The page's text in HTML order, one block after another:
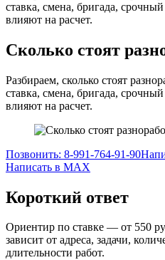
ставка, смена, бригада,
влияют на расчет.
Сколько стоят
Разбираем, сколько стоят
ставка, смена, бригада,
влияют на расчет.
Позвонить: 8-991-764-91-90
Написать в MAX
Короткий ответ
Ориентир по ставке — от 550
зависит от адреса, задачи,
длительности работ.